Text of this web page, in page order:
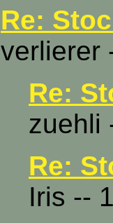
Re:
verlierer
Re:
zuehli
Re:
Iris --